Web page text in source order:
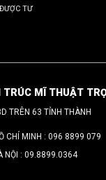
TƯ
TRÚC MĨ THUẬT
TRÊN 63 TỈNH THÀNH
CHÍ MINH : 096 8899 079
NỘI : 09.8899.0364